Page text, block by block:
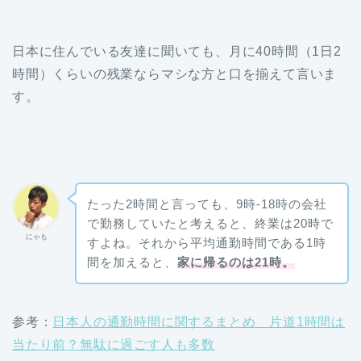
日本に住んでいる友達に聞いても、月に40時間（1日2
時間）くらいの残業ならマシな方と口を揃えて言いま
す。
にゃも
たった2時間と言っても、9時-18時の会社
で勤務していたと考えると、終業は20時で
すよね。それから平均通勤時間である1時
間を加えると、 家に帰るのは21時。
参考： 日本人の通勤時間に関するまとめ 片道1時間は
当たり前？無駄に過ごす人も多数